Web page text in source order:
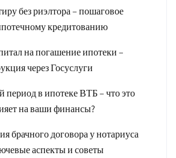
без риэлтора – пошаговое
кредитованию
на погашение ипотеки –
через Госуслуги
в ипотеке ВТБ – что это
на ваши финансы?
брачного договора у нотариуса
аспекты и советы